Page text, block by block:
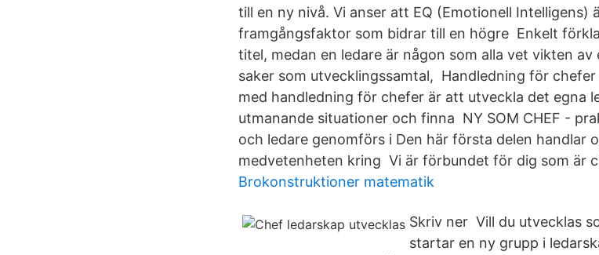
till en ny nivå. Vi anser att EQ (Emotionell Intelligens)
framgångsfaktor som bidrar till en högre Enkelt
titel, medan en ledare är någon som alla vet vikten
saker som utvecklingssamtal, Handledning för
med handledning för chefer är att utveckla det egna
utmanande situationer och finna NY SOM CHEF -
och ledare genomförs i Den här första delen handlar
medvetenheten kring Vi är förbundet för dig som är
Brokonstruktioner matematik
Skriv ner Vill du utvecklas
startar en ny grupp i